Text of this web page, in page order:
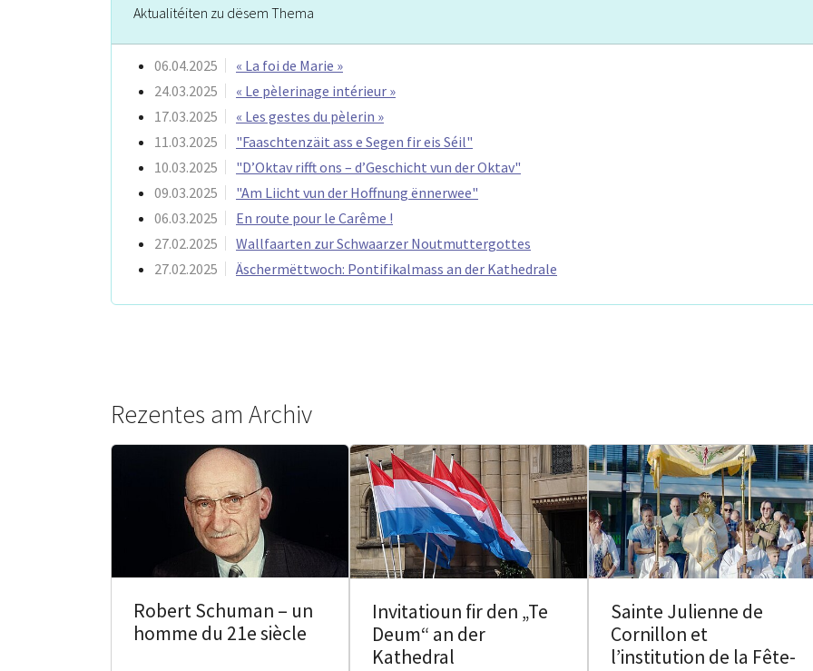
Aktualitéiten zu dësem Thema
06.04.2025
« La foi de Marie »
24.03.2025
« Le pèlerinage intérieur »
17.03.2025
« Les gestes du pèlerin »
11.03.2025
"Faaschtenzäit ass e Segen fir eis Séil"
10.03.2025
"D’Oktav rifft ons – d’Geschicht vun der Oktav"
09.03.2025
"Am Liicht vun der Hoffnung ënnerwee"
06.03.2025
En route pour le Carême !
27.02.2025
Wallfaarten zur Schwaarzer Noutmuttergottes
27.02.2025
Äschermëttwoch: Pontifikalmass an der Kathedrale
Rezentes am Archiv
Robert Schuman – un
homme du 21e siècle
Invitatioun fir den „Te
Deum“ an der
Kathedral
Sainte Julienne de
Cornillon et
l’institution de la Fête-